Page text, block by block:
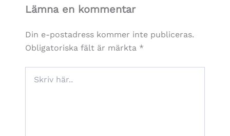
Lämna en kommentar
Din e-postadress kommer inte publiceras.
Obligatoriska fält är märkta *
här..